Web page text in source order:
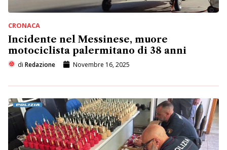
CRONACA
Incidente nel Messinese, muore
motociclista palermitano di 38 anni
di Redazione Novembre 16, 2025